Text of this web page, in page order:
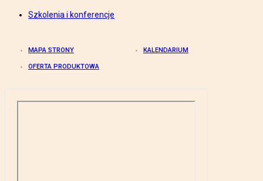
Szkolenia i konferencje
MAPA STRONY KALENDARIUM
OFERTA PRODUKTOWA